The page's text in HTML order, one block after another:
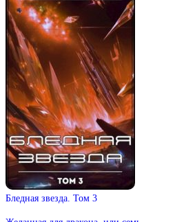
Бледная звезда. Том 3